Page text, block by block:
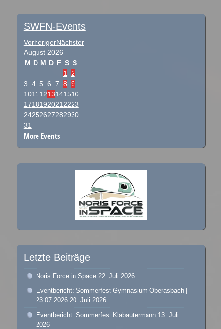
SWFN-Events
VorherigerNächster
August 2026
M D M D F S S
1 2
3 4 5 6 7 8 9
10111213141516
17181920212223
24252627282930
31
More Events
Letzte Beiträge
Noris Force in Space 22. Juli 2026
Eventbericht: Sommerfest Gymnasium Oberasbach |
23.07.2026 20. Juli 2026
Eventbericht: Sommerfest Klabautermann 13. Juli
2026